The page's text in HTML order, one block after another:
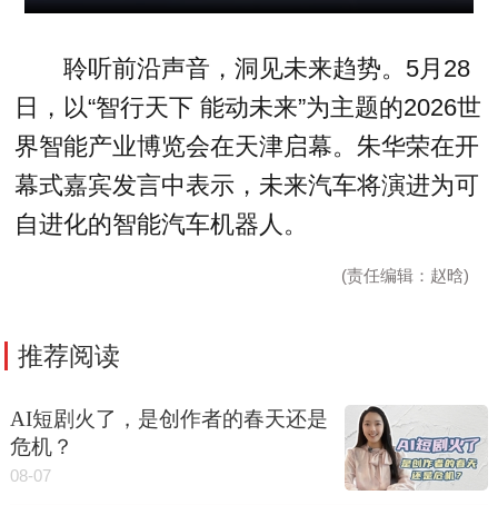
聆听前沿声音，洞见未来趋势。5月28
日，以“智行天下 能动未来”为主题的2026世
界智能产业博览会在天津启幕。朱华荣在开
幕式嘉宾发言中表示，未来汽车将演进为可
自进化的智能汽车机器人。
(责任编辑：赵晗)
推荐阅读
AI短剧火了，是创作者的春天还是
危机？
08-07